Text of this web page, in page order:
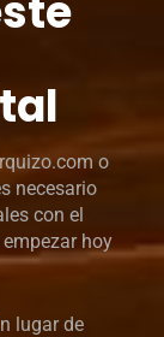
o
necesario
con el
hoy
lugar de